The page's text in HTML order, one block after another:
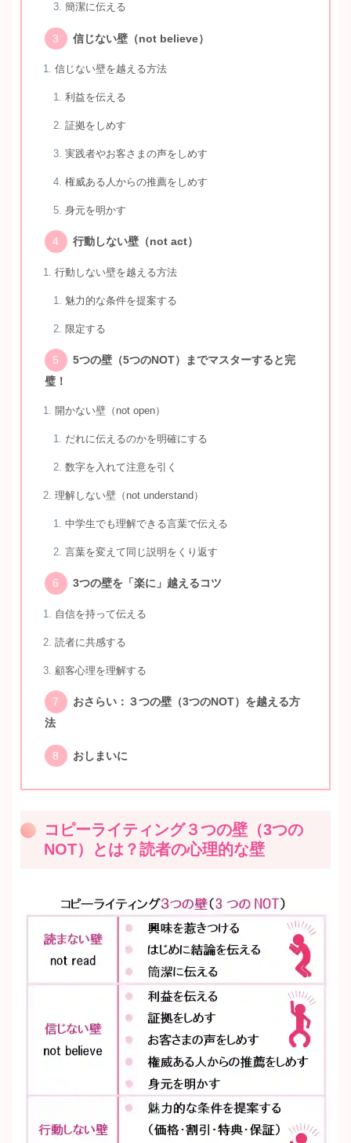
簡潔に伝える
信じない壁（not believe）
信じない壁を越える方法
利益を伝える
証拠をしめす
実践者やお客さまの声をしめす
権威ある人からの推薦をしめす
身元を明かす
行動しない壁（not act）
行動しない壁を越える方法
魅力的な条件を提案する
限定する
5つの壁（5つのNOT）までマスターすると完
璧！
開かない壁（not open）
だれに伝えるのかを明確にする
数字を入れて注意を引く
理解しない壁（not understand）
中学生でも理解できる言葉で伝える
言葉を変えて同じ説明をくり返す
3つの壁を「楽に」越えるコツ
自信を持って伝える
読者に共感する
顧客心理を理解する
おさらい：３つの壁（3つのNOT）を越える方
法
おしまいに
コピーライティング３つの壁（3つの
NOT）とは？読者の心理的な壁